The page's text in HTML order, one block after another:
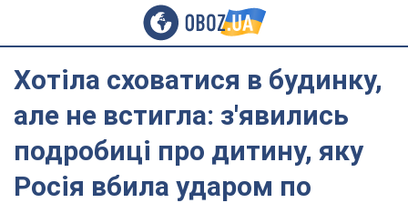
Хотіла сховатися в будинку,
але не встигла: з'явились
подробиці про дитину, яку
Росія вбила ударом по